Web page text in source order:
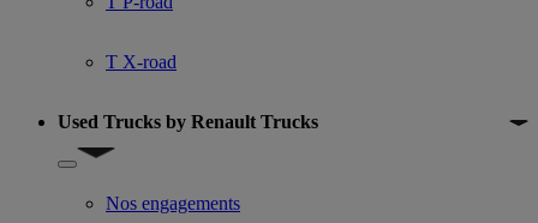
T X-road
Used Trucks by Renault Trucks
Show submenu for Used Trucks by Renault Trucks
Nos engagements